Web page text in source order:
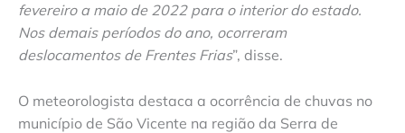
fevereiro a maio de 2022 para o interior do estado.
Nos demais períodos do ano, ocorreram
deslocamentos de Frentes Frias”, disse.
O meteorologista destaca a ocorrência de chuvas no
município de São Vicente na região da Serra de